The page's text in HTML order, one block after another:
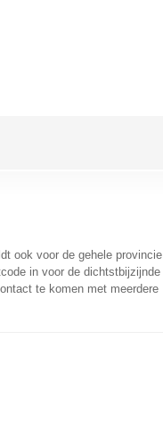
ook voor de gehele provincie
in voor de dichtstbijzijnde
te komen met meerdere